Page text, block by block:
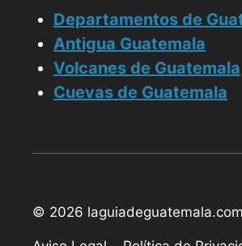
Departamentos de
Antigua Guatemala
Volcanes de Guatemala
Cuevas de Guatemala
© 2026 laguiadeguatemala.com